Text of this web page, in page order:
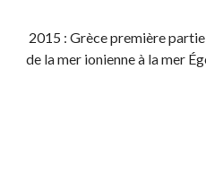
2015 : Grèce première
de la mer ionienne à la mer